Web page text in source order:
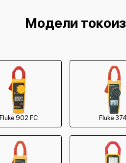
Модели
Fluke 902 FC Fluke 374